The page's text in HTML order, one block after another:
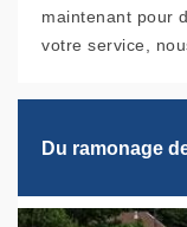
maintenant pour
votre service,
Du ramonage